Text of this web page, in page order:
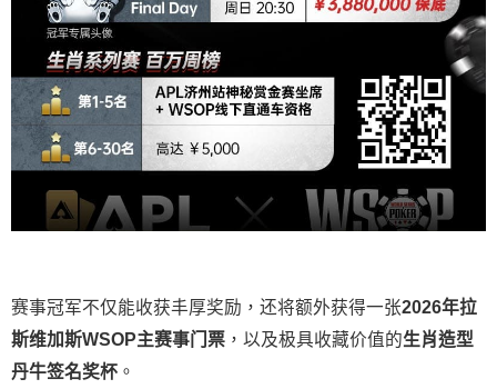
赛事冠军不仅能收获丰厚奖励，还将额外获得一张2026年拉
斯维加斯WSOP主赛事门票 ，以及极具收藏价值的生肖造型
丹牛签名奖杯 。